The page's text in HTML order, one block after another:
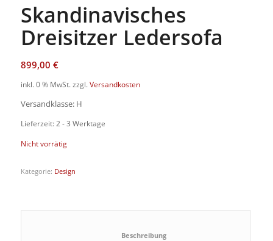
Skandinavisches
Dreisitzer Ledersofa
899,00 €
inkl. 0 % MwSt. zzgl. Versandkosten
Versandklasse: H
Lieferzeit: 2 - 3 Werktage
Nicht vorrätig
Kategorie: Design
						Beschreibung